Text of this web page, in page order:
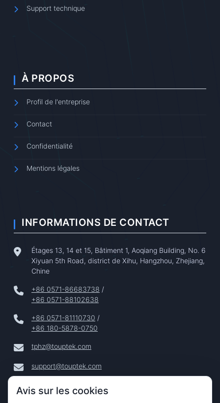
Support technique
À PROPOS
Profil de l'entreprise
Contact
Confidentialité
Mentions légales
INFORMATIONS DE CONTACT
Étages 13, 14 et 15, Bâtiment 1, Aoqiang Building, No. 6
Xiyuan 5th Road, district de Xihu, Hangzhou, Zhejiang,
Chine
+86 0571-86683738 /
+86 0571-88102638
+86 0571-81110730 /
+86 180-5878-0750
tphz@touptek.com
support@touptek.com
Avis sur les cookies